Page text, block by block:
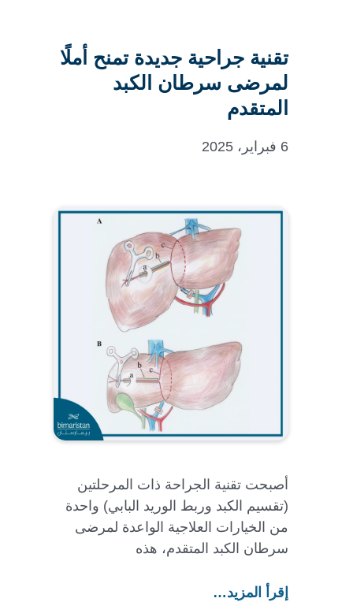
تقنية جراحية جديدة تمنح أملًا
لمرضى سرطان الكبد
المتقدم
6 فبراير، 2025
أصبحت تقنية الجراحة ذات المرحلتين
(تقسيم الكبد وربط الوريد البابي) واحدة
من الخيارات العلاجية الواعدة لمرضى
سرطان الكبد المتقدم، هذه
إقرأ المزيد…